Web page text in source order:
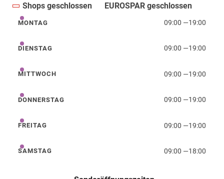
Shops geschlossen EUROSPAR geschlossen
Montag
MONTAG 09:00 —19:00
Dienstag
DIENSTAG 09:00 —19:00
Mittwoch
MITTWOCH 09:00 —19:00
Donnerstag
DONNERSTAG 09:00 —19:00
Freitag
FREITAG 09:00 —19:00
Samstag
SAMSTAG 09:00 —18:00